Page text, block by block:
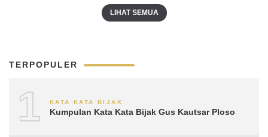
LIHAT SEMUA
TERPOPULER
1 KATA KATA BIJAK
Kumpulan Kata Kata Bijak Gus Kautsar Ploso